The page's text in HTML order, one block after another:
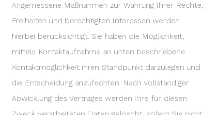
Angemessene Maßnahmen zur Wahrung Ihrer Rechte,
Freiheiten und berechtigten Interessen werden
hierbei berücksichtigt. Sie haben die Möglichkeit,
mittels Kontaktaufnahme an unten beschriebene
Kontaktmöglichkeit ihren Standpunkt darzulegen und
die Entscheidung anzufechten. Nach vollständiger
Abwicklung des Vertrages werden Ihre für diesen